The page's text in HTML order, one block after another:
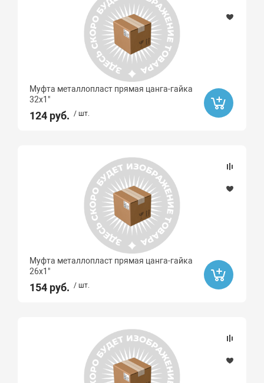
Муфта металлопласт прямая цанга-гайка
32х1"
124 руб. / шт.
Муфта металлопласт прямая цанга-гайка
26х1"
154 руб. / шт.